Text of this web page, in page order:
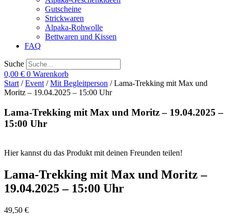
Gutscheine
Strickwaren
Alpaka-Rohwolle
Bettwaren und Kissen
FAQ
Suche
0,00 € 0 Warenkorb
Start/Event/Mit Begleitperson / Lama-Trekking mit Max und
Moritz – 19.04.2025 – 15:00 Uhr
Lama-Trekking mit Max und Moritz – 19.04.2025 –
15:00 Uhr
Hier kannst du das Produkt mit deinen Freunden teilen!
Lama-Trekking mit Max und Moritz –
19.04.2025 – 15:00 Uhr
49,50 €